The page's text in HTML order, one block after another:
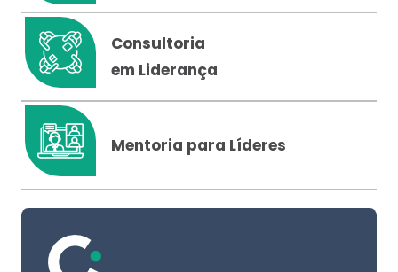
Consultoria
em Liderança
Mentoria para Líderes